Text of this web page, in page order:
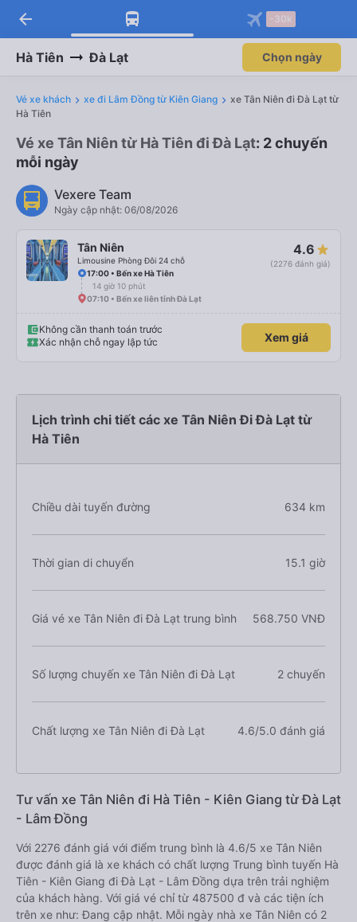
Tải app Vexere ngay!
Nhận ưu đãi thành viên độc
Mở app
Tải app Vexere
-30k/ghế khi đặt vé máy bay qua
Mở app
arrow_back -30k
Hà Tiên Đà Lạt Chọn ngày
Vé xe khách xe đi Lâm Đồng từ Kiên Giang
xe Tân Niên đi Đà Lạt từ
Hà Tiên
Vé xe Tân Niên từ Hà Tiên đi Đà Lạt: 2 chuyến
mỗi ngày
Vexere Team
Ngày cập nhật: 06/08/2026
Tân Niên
Limousine Phòng Đôi 24 chỗ
4.6
(2276 đánh giá)
17:00 • Bến xe Hà Tiên
14 giờ 10 phút
07:10 • Bến xe liên tỉnh Đà Lạt
Không cần thanh toán trước
Xác nhận chỗ ngay lập tức
Xem giá
Lịch trình chi tiết các xe Tân Niên Đi Đà Lạt từ
Hà Tiên
Chiều dài tuyến đường 634 km
Thời gian di chuyển 15.1 giờ
Giá vé xe Tân Niên đi Đà Lạt trung bình 568.750 VNĐ
Số lượng chuyến xe Tân Niên đi Đà Lạt 2 chuyến
Chất lượng xe Tân Niên đi Đà Lạt 4.6/5.0 đánh giá
Tư vấn xe Tân Niên đi Hà Tiên - Kiên Giang từ Đà Lạt
- Lâm Đồng
Với 2276 đánh giá với điểm trung bình là 4.6/5 xe Tân Niên
được đánh giá là xe khách có chất lượng Trung bình tuyến Hà
Tiên - Kiên Giang đi Đà Lạt - Lâm Đồng dựa trên trải nghiệm
của khách hàng. Với giá vé chỉ từ 487500 đ và các tiện ích
trên xe như: Đang cập nhật. Mỗi ngày nhà xe Tân Niên có 2